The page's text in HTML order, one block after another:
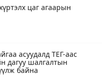
цаг агаарын
асуудалд ТЕГ-аас
дагуу шалгалтын
байна